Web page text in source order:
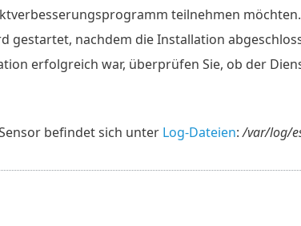
teilnehmen
gestartet, nachdem die Installation
erfolgreich war, überprüfen Sie, ob der
befindet sich unter Log-Dateien:/var/log/